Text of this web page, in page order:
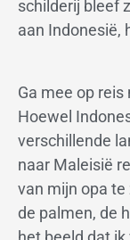
schilderij bleef
aan Indonesië,
Ga mee op
Hoewel
verschillende
naar Maleisië
van mijn opa te
de palmen, de